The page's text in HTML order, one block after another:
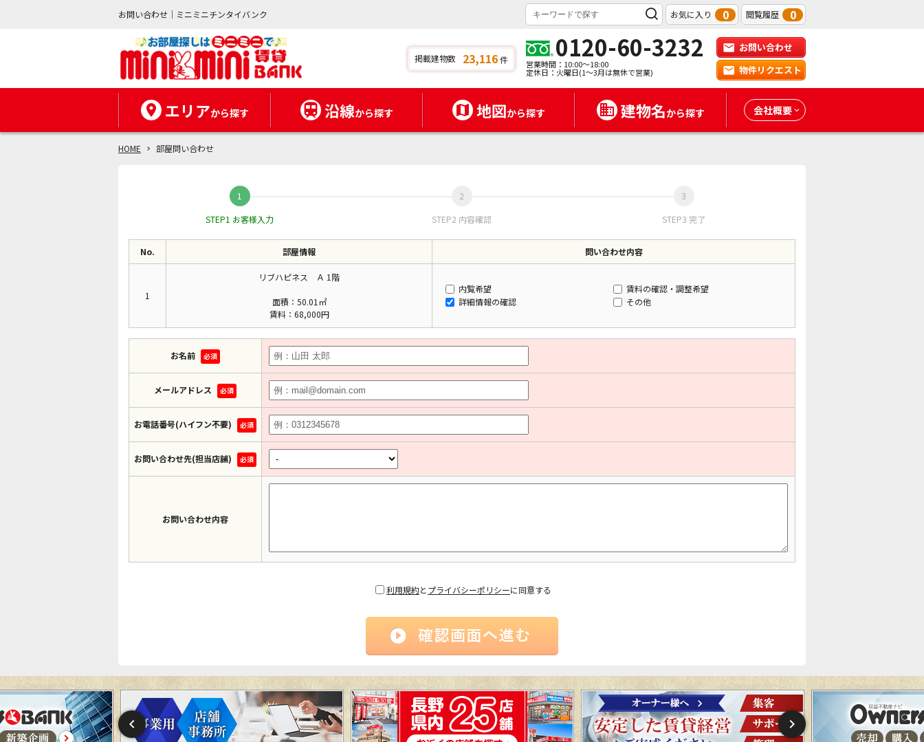
お問い合わせ｜ミニミニチンタイバンク お気に入り 0 閲覧履歴 0
掲載建物数 23,116件 0120-60-3232
営業時間：10:00～18:00
定休日：火曜日(1～3月は無休で営業)
お問い合わせ
物件リクエスト
エリアから探す 沿線から探す 地図から探す 建物名から探す 会社概要
HOME 部屋問い合わせ
STEP1 お客様入力 STEP2 内容確認 STEP3 完了
No. 部屋情報 問い合わせ内容
1
リブハピネス Ａ 1階
面積：50.01㎡
賃料：68,000円
内覧希望
賃料の確認・調整希望
詳細情報の確認
その他
お名前 必須
メールアドレス 必須
お電話番号(ハイフン不要) 必須
お問い合わせ先(担当店舗) 必須
お問い合わせ内容
利用規約とプライバシーポリシーに同意する